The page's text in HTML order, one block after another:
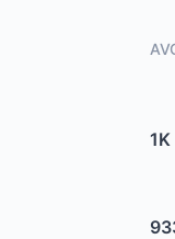
1K